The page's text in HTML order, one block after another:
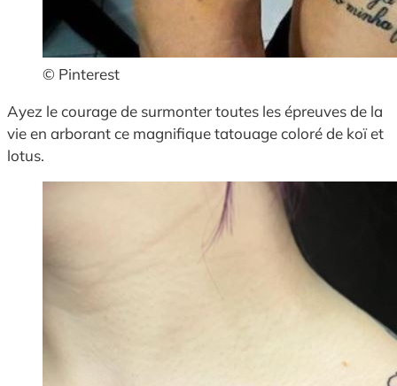
© Pinterest
Ayez le courage de surmonter toutes les épreuves de la
vie en arborant ce magnifique tatouage coloré de koï et
lotus.